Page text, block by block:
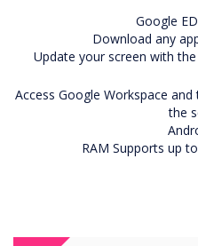
Google
Download any
Update your screen with
Access Google Workspace
the
RAM Supports up